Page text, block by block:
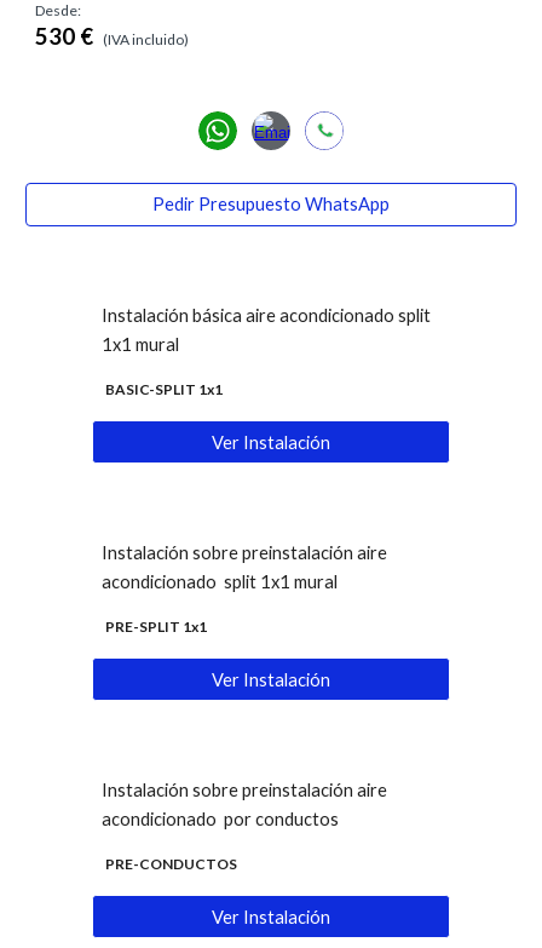
Desde:
530 € (IVA incluido)
Pedir Presupuesto WhatsApp
Instalación básica aire acondicionado split
1x1 mural
BASIC-SPLIT 1x1
Ver Instalación
Instalación sobre preinstalación aire
acondicionado split 1x1 mural
PRE-SPLIT 1x1
Ver Instalación
Instalación sobre preinstalación aire
acondicionado por conductos
PRE-CONDUCTOS
Ver Instalación